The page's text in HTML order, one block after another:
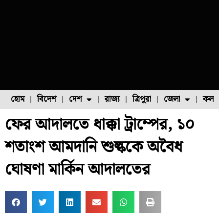
হোম বিদেশ দেশ
ফুল চাষ ফল চাষ মাছ চাষ
রাজ্য ত্রিপুরা জেলা
উত্তর ২৪ পরগনা
ফের আদালতে ধাক্কা ট্রাম্পের, ১০
শতাংশ আমদানি শুল্ককে অবৈধ
ঘোষণা মার্কিন আদালতের